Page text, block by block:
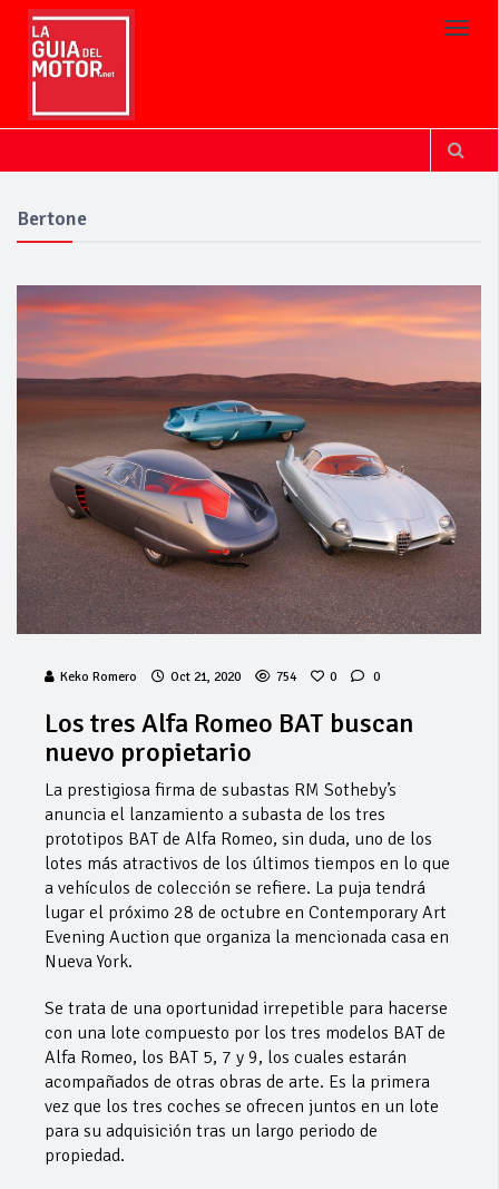
Bertone
Keko Romero Oct 21, 2020 754 0 0
Los tres Alfa Romeo BAT buscan
nuevo propietario
La prestigiosa firma de subastas RM Sotheby’s
anuncia el lanzamiento a subasta de los tres
prototipos BAT de Alfa Romeo, sin duda, uno de los
lotes más atractivos de los últimos tiempos en lo que
a vehículos de colección se refiere. La puja tendrá
lugar el próximo 28 de octubre en Contemporary Art
Evening Auction que organiza la mencionada casa en
Nueva York.
Se trata de una oportunidad irrepetible para hacerse
con una lote compuesto por los tres modelos BAT de
Alfa Romeo, los BAT 5, 7 y 9, los cuales estarán
acompañados de otras obras de arte. Es la primera
vez que los tres coches se ofrecen juntos en un lote
para su adquisición tras un largo periodo de
propiedad.